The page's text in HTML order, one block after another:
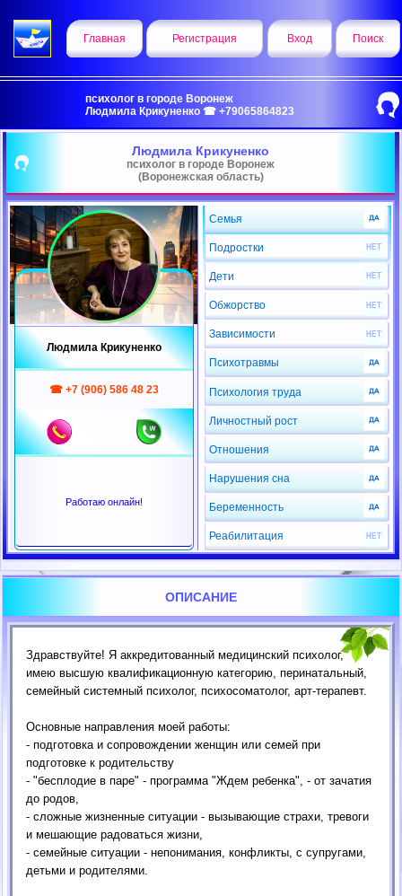
Главная Регистрация Вход Поиск
психолог в городе Воронеж
Людмила Крикуненко ☎ +79065864823
Людмила Крикуненко
психолог в городе Воронеж
(Воронежская область)
Людмила Крикуненко
☎ +7 (906) 586 48 23
Работаю онлайн!
Семья
Подростки
Дети
Обжорство
Зависимости
Психотравмы
Психология труда
Личностный рост
Отношения
Нарушения сна
Беременность
Реабилитация
ОПИСАНИЕ
Здравствуйте! Я аккредитованный медицинский психолог,
имею высшую квалификационную категорию, перинатальный,
семейный системный психолог, психосоматолог, арт-терапевт.
Основные направления моей работы:
- подготовка и сопровождении женщин или семей при
подготовке к родительству
- "бесплодие в паре" - программа "Ждем ребенка", - от зачатия
до родов,
- сложные жизненные ситуации - вызывающие страхи, тревоги
и мешающие радоваться жизни,
- семейные ситуации - непонимания, конфликты, с супругами,
детьми и родителями.